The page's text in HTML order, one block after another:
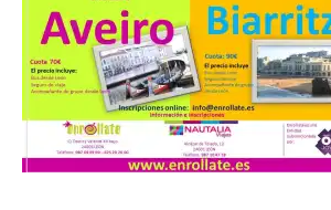
El profesorado de la
Facultad de Ciencias de la
Actividad Física y del
Deporte de la ULE diseña
una propuesta que
combina acción rápida, toma de
decisiones y colaboración estratégica sin
que ningún participante quede excluido
del juego. GEO-Arena nace […]